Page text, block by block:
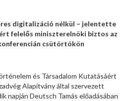
digitalizáció nélkül – jelentette
felelős miniszterelnöki biztos az
csütörtökön
és Társadalom Kutatásáért
Alapítvány által szervezett
napján Deutsch Tamás előadásában